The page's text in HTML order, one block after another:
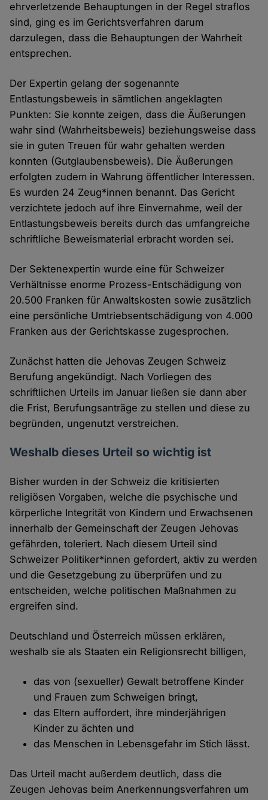
ehrverletzende Behauptungen in der Regel straflos
sind, ging es im Gerichtsverfahren darum
darzulegen, dass die Behauptungen der Wahrheit
entsprechen.
Der Expertin gelang der sogenannte
Entlastungsbeweis in sämtlichen angeklagten
Punkten: Sie konnte zeigen, dass die Äußerungen
wahr sind (Wahrheitsbeweis) beziehungsweise dass
sie in guten Treuen für wahr gehalten werden
konnten (Gutglaubensbeweis). Die Äußerungen
erfolgten zudem in Wahrung öffentlicher Interessen.
Es wurden 24 Zeug*innen benannt. Das Gericht
verzichtete jedoch auf ihre Einvernahme, weil der
Entlastungsbeweis bereits durch das umfangreiche
schriftliche Beweismaterial erbracht worden sei.
Der Sektenexpertin wurde eine für Schweizer
Verhältnisse enorme Prozess-Entschädigung von
20.500 Franken für Anwaltskosten sowie zusätzlich
eine persönliche Umtriebsentschädigung von 4.000
Franken aus der Gerichtskasse zugesprochen.
Zunächst hatten die Jehovas Zeugen Schweiz
Berufung angekündigt. Nach Vorliegen des
schriftlichen Urteils im Januar ließen sie dann aber
die Frist, Berufungsanträge zu stellen und diese zu
begründen, ungenutzt verstreichen.
Weshalb dieses Urteil so wichtig ist
Bisher wurden in der Schweiz die kritisierten
religiösen Vorgaben, welche die psychische und
körperliche Integrität von Kindern und Erwachsenen
innerhalb der Gemeinschaft der Zeugen Jehovas
gefährden, toleriert. Nach diesem Urteil sind
Schweizer Politiker*innen gefordert, aktiv zu werden
und die Gesetzgebung zu überprüfen und zu
entscheiden, welche politischen Maßnahmen zu
ergreifen sind.
Deutschland und Österreich müssen erklären,
weshalb sie als Staaten ein Religionsrecht billigen,
das von (sexueller) Gewalt betroffene Kinder
und Frauen zum Schweigen bringt,
das Eltern auffordert, ihre minderjährigen
Kinder zu ächten und
das Menschen in Lebensgefahr im Stich lässt.
Das Urteil macht außerdem deutlich, dass die
Zeugen Jehovas beim Anerkennungsverfahren um